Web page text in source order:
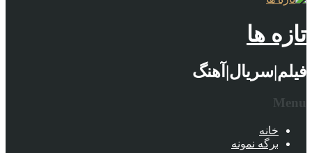
تازه ها
فیلم|سریال|آهنگ
Menu
خانه
برگه نمونه